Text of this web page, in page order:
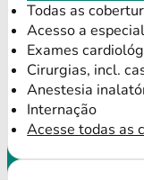
Todas as
Acesso a
Exames
Cirurgias, incl.
Anestesia
Internação
Acesse todas as